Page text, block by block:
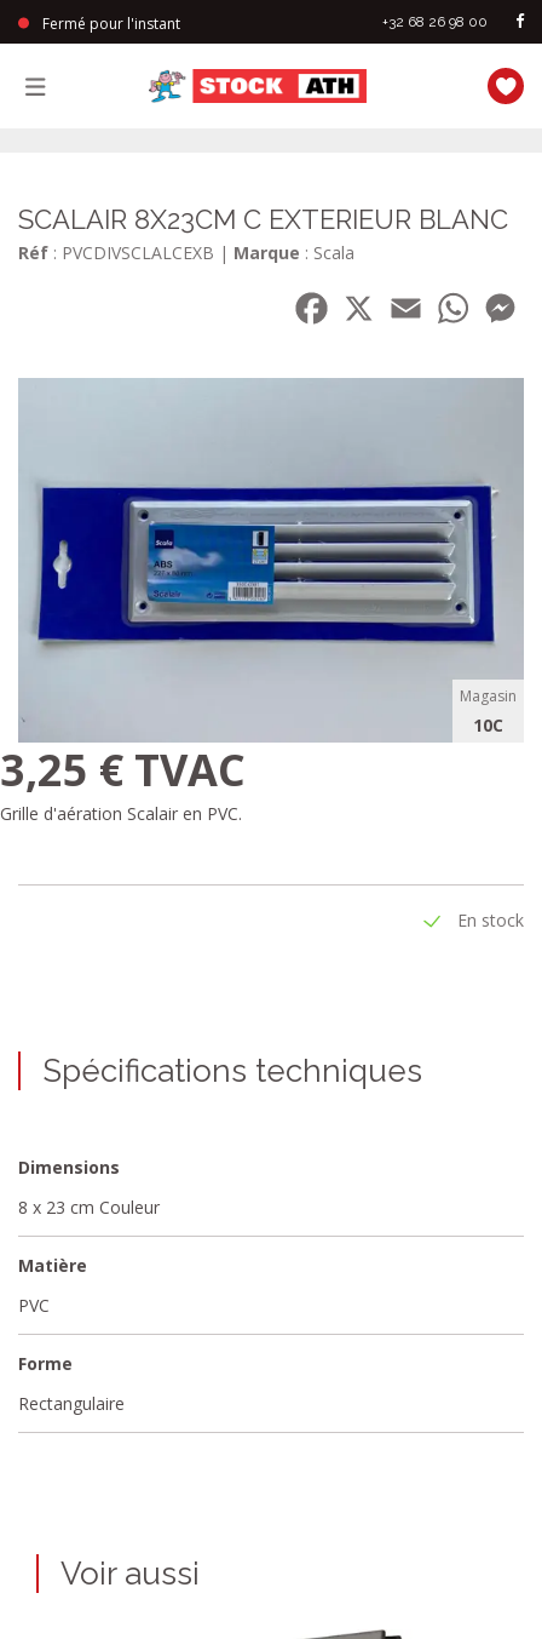
Fermé pour l'instant +32 68 26 98 00
SCALAIR 8X23CM C EXTERIEUR BLANC
Réf : PVCDIVSCLALCEXB | Marque : Scala
Facebook
Email
Magasin
10C
3,25 € TVAC
Grille d'aération Scalair en PVC.
En stock
Spécifications techniques
Dimensions
8 x 23 cm Couleur
Matière
PVC
Forme
Rectangulaire
Voir aussi